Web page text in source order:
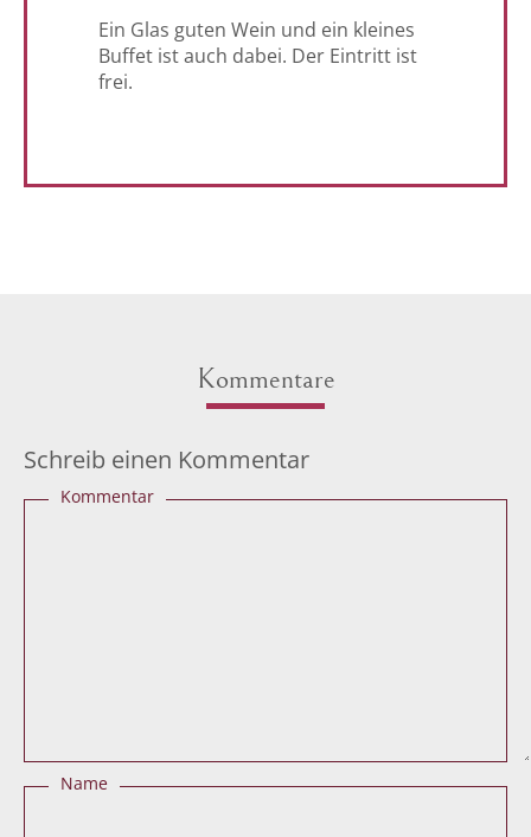
Ein Glas guten Wein und ein kleines
Buffet ist auch dabei. Der Eintritt ist
frei.
Kommentare
Schreib einen Kommentar
Kommentar
Name